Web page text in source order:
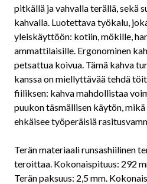
pitkällä ja vahvalla terällä, sekä
kahvalla. Luotettava työkalu,
yleiskäyttöön: kotiin, mökille,
ammattilaisille. Ergonominen
petsattua koivua. Tämä kahva
kanssa on miellyttävää tehdä
fiiliksen: kahva mahdollistaa
puukon täsmällisen käytön,
ehkäisee työperäisiä
Terän materiaali runsashiilinen
teroittaa. Kokonaispituus: 292
Terän paksuus: 2,5 mm.